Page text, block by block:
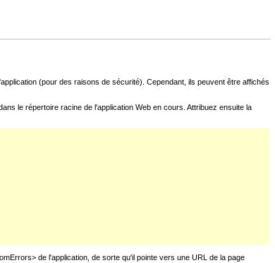
(pour des raisons de sécurité). Cependant, ils peuvent être affichés
le répertoire racine de l'application Web en cours. Attribuez ensuite la
de l'application, de sorte qu'il pointe vers une URL de la page